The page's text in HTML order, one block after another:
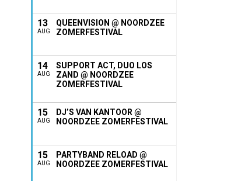
13
AUG
QUEENVISION @ NOORDZEE
ZOMERFESTIVAL
14
AUG
SUPPORT ACT, DUO LOS
ZAND @ NOORDZEE
ZOMERFESTIVAL
15
AUG
DJ’S VAN KANTOOR @
NOORDZEE ZOMERFESTIVAL
15
AUG
PARTYBAND RELOAD @
NOORDZEE ZOMERFESTIVAL